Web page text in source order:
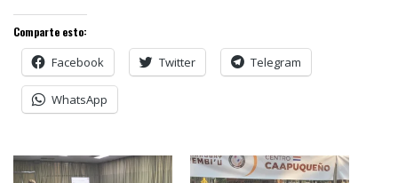
Comparte esto:
Facebook Twitter Telegram
WhatsApp